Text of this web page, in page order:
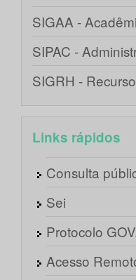
SIGAA -
SIPAC -
SIGRH -
Links rápidos
Consulta
Sei
Protocolo
Acesso